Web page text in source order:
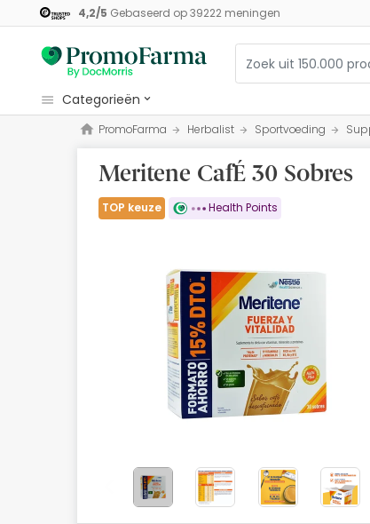
4,2/5 Gebaseerd op39222meningen
categorieën
Cosmetica
Gezondheid
Hygiëne
Babys en Moeders
Natuurlijke cosmetica
PromoFarma Herbalist Sportvoeding
Meritene CafÉ 30 Sobres
TOP keuze Health Points